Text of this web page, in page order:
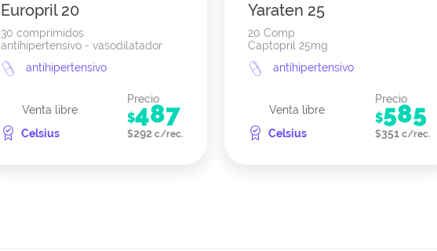
Europril 20
30 comprimidos
antihipertensivo - vasodilatador
antihipertensivo
Venta libre
Celsius
Precio
$487
$292 c/rec.
Yaraten 25
20 Comp
Captopril 25mg
antihipertensivo
Venta libre
Celsius
Precio
$585
$351 c/rec.